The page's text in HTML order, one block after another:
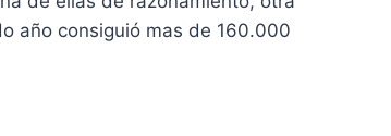
año consiguió mas de 160.000